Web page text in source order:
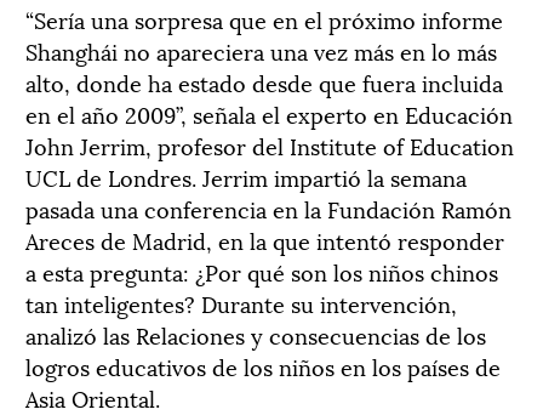
“Sería una sorpresa que en el próximo informe
Shanghái no apareciera una vez más en lo más
alto, donde ha estado desde que fuera incluida
en el año 2009”, señala el experto en Educación
John Jerrim, profesor del Institute of Education
UCL de Londres. Jerrim impartió la semana
pasada una conferencia en la Fundación Ramón
Areces de Madrid, en la que intentó responder
a esta pregunta: ¿Por qué son los niños chinos
tan inteligentes? Durante su intervención,
analizó las Relaciones y consecuencias de los
logros educativos de los niños en los países de
Asia Oriental.